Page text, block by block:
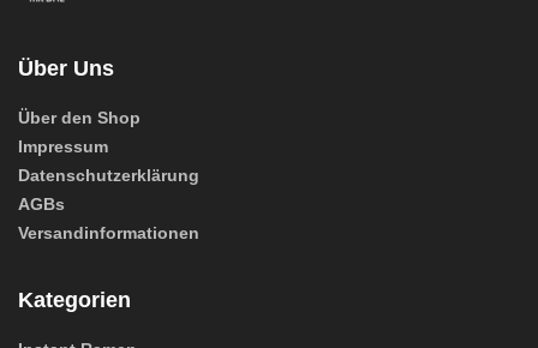
Über Uns
Über den Shop
Impressum
Datenschutzerklärung
AGBs
Versandinformationen
Kategorien